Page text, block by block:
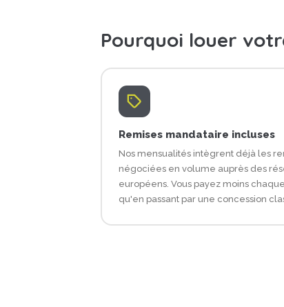
Pourquoi louer
Remises mandataire incluses
Nos mensualités intègrent déjà les
négociées en volume auprès des
européens. Vous payez moins
qu'en passant par une concession